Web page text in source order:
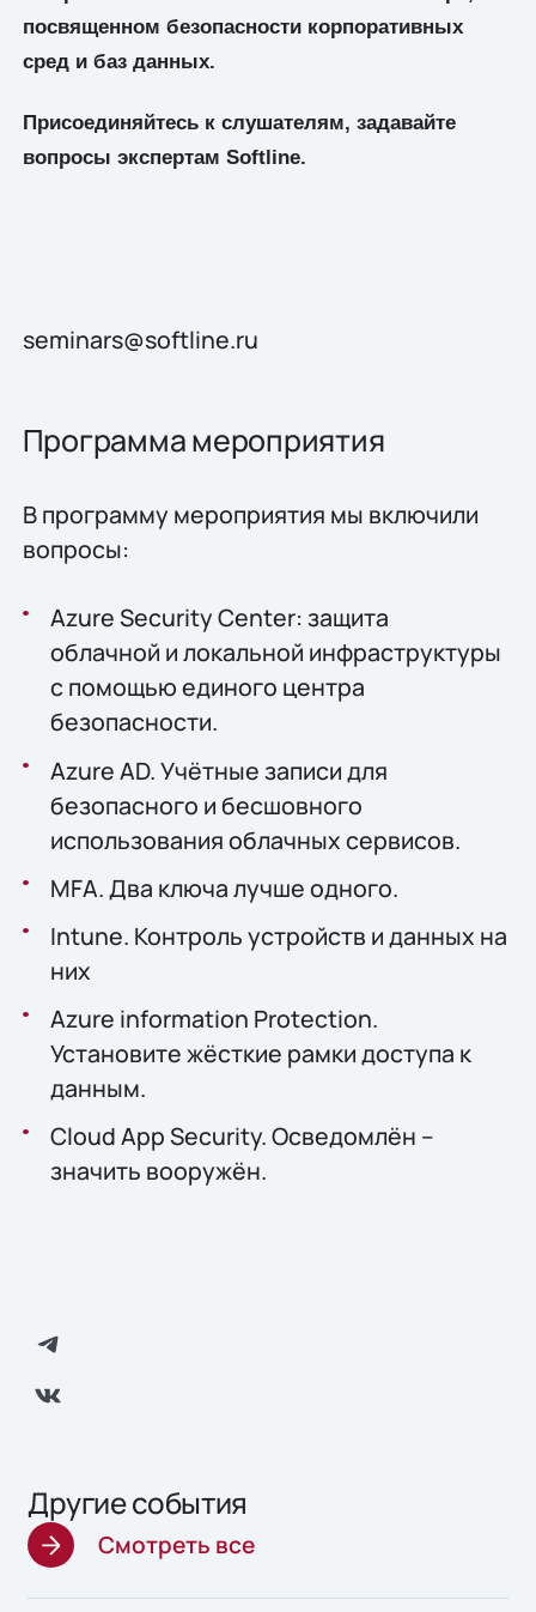
посвященном безопасности корпоративных
сред и баз данных.
Присоединяйтесь к слушателям, задавайте
вопросы экспертам Softline.
seminars@softline.ru
Программа мероприятия
В программу мероприятия мы включили
вопросы:
Azure Security Center: защита
облачной и локальной инфраструктуры
с помощью единого центра
безопасности.
Azure AD. Учётные записи для
безопасного и бесшовного
использования облачных сервисов.
MFA. Два ключа лучше одного.
Intune. Контроль устройств и данных на
них
Azure information Protection.
Установите жёсткие рамки доступа к
данным.
Cloud App Security. Осведомлён –
значить вооружён.
Другие события
Смотреть все